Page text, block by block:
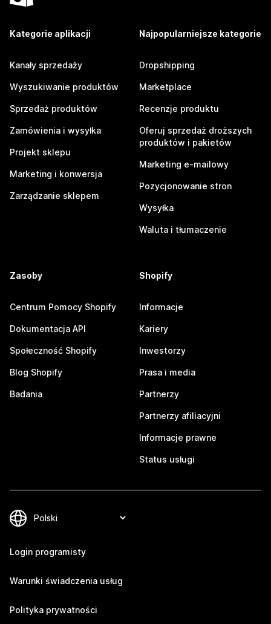
Kategorie aplikacji
Kanały sprzedaży
Wyszukiwanie produktów
Sprzedaż produktów
Zamówienia i wysyłka
Projekt sklepu
Marketing i konwersja
Zarządzanie sklepem
Najpopularniejsze kategorie
Dropshipping
Marketplace
Recenzje produktu
Oferuj sprzedaż droższych
produktów i pakietów
Marketing e-mailowy
Pozycjonowanie stron
Wysyłka
Waluta i tłumaczenie
Zasoby
Centrum Pomocy Shopify
Dokumentacja API
Społeczność Shopify
Blog Shopify
Badania
Shopify
Informacje
Kariery
Inwestorzy
Prasa i media
Partnerzy
Partnerzy afiliacyjni
Informacje prawne
Status usługi
Login programisty
Warunki świadczenia usług
Polityka prywatności